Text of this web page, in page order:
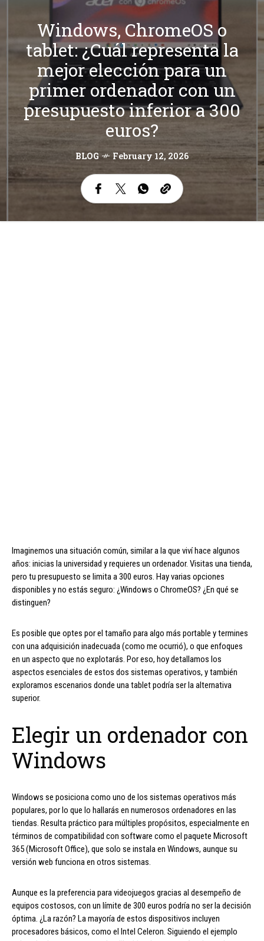
Windows, ChromeOS o
tablet: ¿Cuál representa la
mejor elección para un
primer ordenador con un
presupuesto inferior a 300
euros?
BLOG February 12, 2026
Imaginemos una situación común, similar a la que viví hace algunos
años: inicias la universidad y requieres un ordenador. Visitas una tienda,
pero tu presupuesto se limita a 300 euros. Hay varias opciones
disponibles y no estás seguro: ¿Windows o ChromeOS? ¿En qué se
distinguen?
Es posible que optes por el tamaño para algo más portable y termines
con una adquisición inadecuada (como me ocurrió), o que enfoques
en un aspecto que no explotarás. Por eso, hoy detallamos los
aspectos esenciales de estos dos sistemas operativos, y también
exploramos escenarios donde una tablet podría ser la alternativa
superior.
Elegir un ordenador con
Windows
Windows se posiciona como uno de los sistemas operativos más
populares, por lo que lo hallarás en numerosos ordenadores en las
tiendas. Resulta práctico para múltiples propósitos, especialmente en
términos de compatibilidad con software como el paquete Microsoft
365 (Microsoft Office), que solo se instala en Windows, aunque su
versión web funciona en otros sistemas.
Aunque es la preferencia para videojuegos gracias al desempeño de
equipos costosos, con un límite de 300 euros podría no ser la decisión
óptima. ¿La razón? La mayoría de estos dispositivos incluyen
procesadores básicos, como el Intel Celeron. Siguiendo el ejemplo